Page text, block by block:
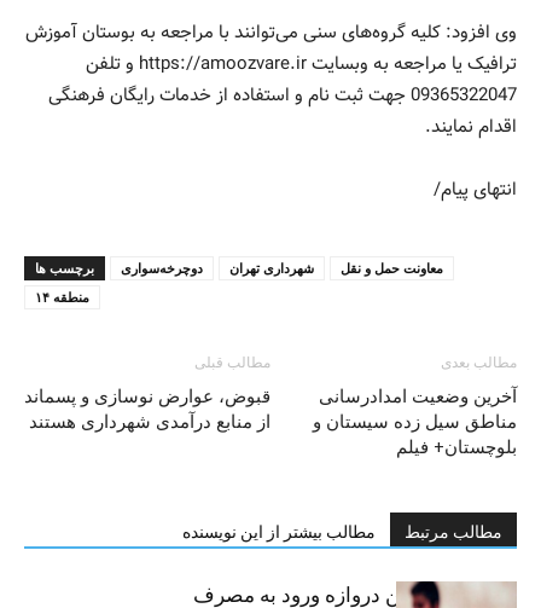
وی افزود: کلیه گروه‌های سنی می‌توانند با مراجعه به بوستان آموزش
ترافیک یا مراجعه به وبسایت https://amoozvare.ir و تلفن
09365322047 جهت ثبت نام و استفاده از خدمات رایگان فرهنگی
اقدام نمایند.
انتهای پیام/
برچسب ها دوچرخه‌سواری شهرداری تهران
معاونت حمل و نقل
منطقه ۱۴
مطالب قبلی
قبوض، عوارض نوسازی و پسماند
از منابع درآمدی شهرداری هستند
مطالب بعدی
آخرين وضعيت امدادرسانى
مناطق سيل زده سيستان و
بلوچستان+ فیلم
مطالب مرتبط مطالب بیشتر از این نویسنده
سیگار، مهمترین دروازه ورود به مصرف